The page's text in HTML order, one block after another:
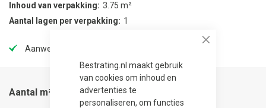
Bestrating.nl maakt gebruik
van cookies om inhoud en
advertenties te
personaliseren, om functies
Inhoud van verpakking
3.75 m²
Aantal lagen per verpakking
1
Aanwezig in onze showtuin
Aantal m²